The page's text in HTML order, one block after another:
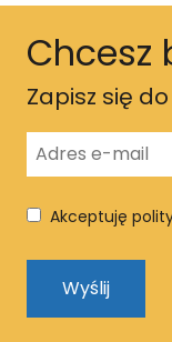
Chcesz
Zapisz się
Akceptuję